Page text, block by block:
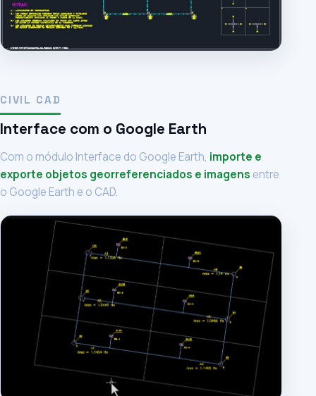
CIVIL CAD
Interface com o Google Earth
Com o módulo Interface do Google Earth, importe e
exporte objetos georreferenciados e imagens entre
o Google Earth e o CAD.